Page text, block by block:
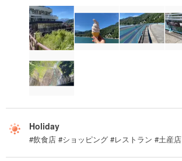
Holiday
#飲食店 #ショッピング #レストラン #土産店